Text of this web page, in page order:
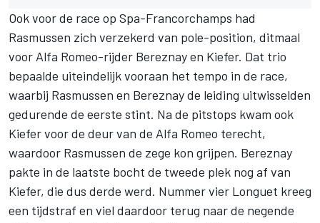
Ook voor de race op Spa-Francorchamps had
Rasmussen zich verzekerd van pole-position, ditmaal
voor Alfa Romeo-rijder Bereznay en Kiefer. Dat trio
bepaalde uiteindelijk vooraan het tempo in de race,
waarbij Rasmussen en Bereznay de leiding uitwisselden
gedurende de eerste stint. Na de pitstops kwam ook
Kiefer voor de deur van de Alfa Romeo terecht,
waardoor Rasmussen de zege kon grijpen. Bereznay
pakte in de laatste bocht de tweede plek nog af van
Kiefer, die dus derde werd. Nummer vier Longuet kreeg
een tijdstraf en viel daardoor terug naar de negende